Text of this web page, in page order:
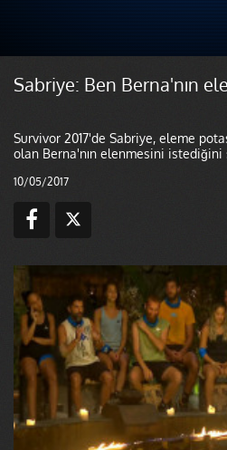
Sabriye: Ben Berna'nın
Survivor 2017'de Sabriye, eleme
olan Berna'nın elenmesini istediğini
10/05/2017